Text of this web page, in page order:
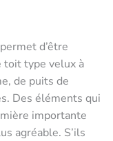
d’être
toit type velux à
de puits de
Des éléments qui
importante
agréable. S’ils